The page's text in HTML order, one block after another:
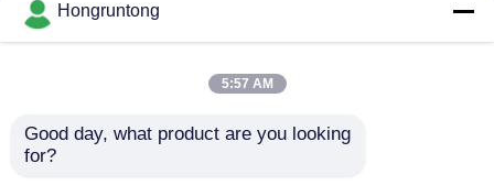
ডক রাবার ফেন্ডার
উচ্চ শক্তি শোষণ কম প্রতিক্রিয়া
Hongruntong
5:57 AM
Good day, what product are you looking
for?